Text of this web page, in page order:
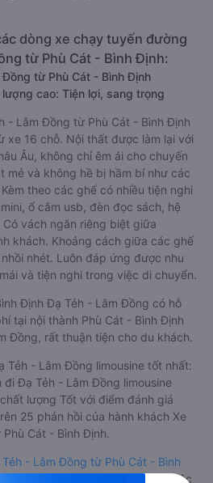
dòng xe chạy tuyến đường
từ Phù Cát - Bình Định:
từ Phù Cát - Bình Định
cao: Tiện lợi, sang trọng
- Lâm Đồng từ Phù Cát - Bình Định
xe 16 chỗ. Nội thất được làm lại với
Âu, không chỉ êm ái cho chuyến
mẻ và không hề bị hầm bí như các
theo các ghế có nhiều tiện nghi
ổ cắm usb, đèn đọc sách, hệ
vách ngăn riêng biệt giữa
khách. Khoảng cách giữa các ghế
nhét. Luôn đáp ứng được nhu
và tiện nghi trong việc di chuyển.
Định Đạ Tẻh - Lâm Đồng có hỗ
tại nội thành Phù Cát - Bình Định
Đồng, rất thuận tiện cho du khách.
Tẻh - Lâm Đồng limousine tốt nhất:
Đạ Tẻh - Lâm Đồng limousine
lượng Tốt với điểm đánh giá
25 phản hồi của hành khách Xe
Cát - Bình Định.
- Lâm Đồng từ Phù Cát - Bình
của hãng xe Xuân Hải. Tùy thuộc